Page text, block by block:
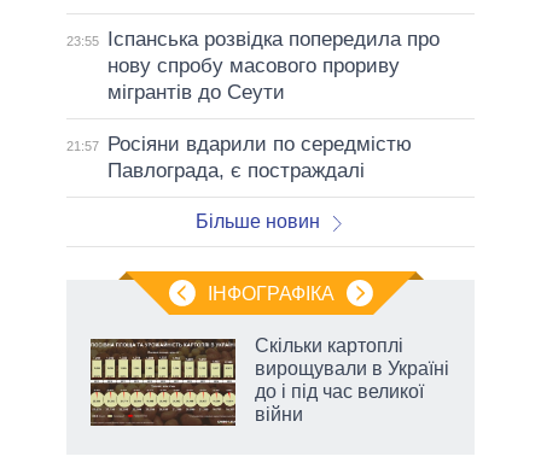
23:55
Іспанська розвідка попередила про
нову спробу масового прориву
мігрантів до Сеути
21:57
Росіяни вдарили по середмістю
Павлограда, є постраждалі
Більше новин
ІНФОГРАФІКА
Скільки картоплі
вирощували в Україні
до і під час великої
війни